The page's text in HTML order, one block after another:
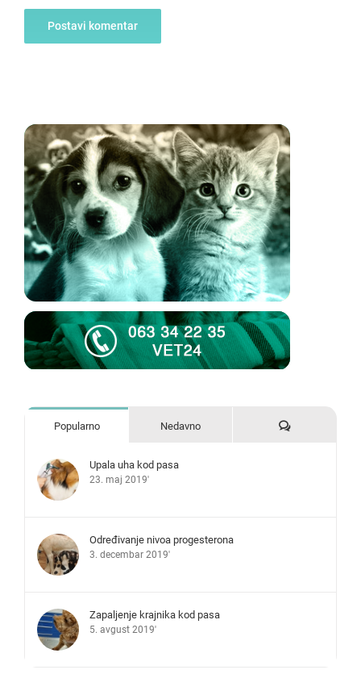
Popularno Nedavno Komentari
Upala uha kod pasa
23. maj 2019'
Određivanje nivoa progesterona
3. decembar 2019'
Zapaljenje krajnika kod pasa
5. avgust 2019'